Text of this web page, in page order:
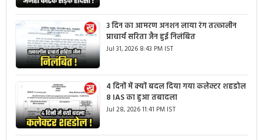
3 दिन का आमरण अनशन लाया रंग तत्कालीन
प्राचार्य सरिता जैन हुई निलंबित
Jul 31, 2026 8:43 PM IST
4 दिनों में क्यों बदल दिया गया कलेक्टर शहडोल
8 IAS का हुआ तबादला
Jul 28, 2026 11:41 PM IST